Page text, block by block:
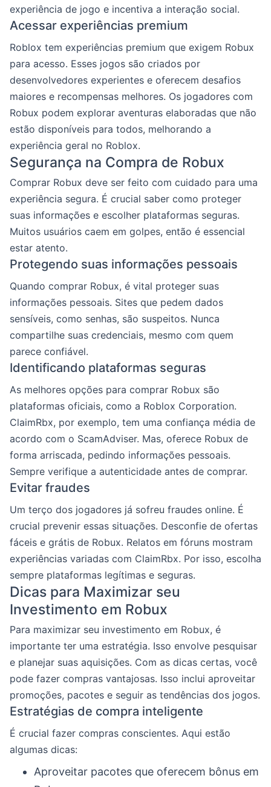
experiência de jogo e incentiva a interação social.
Acessar experiências premium
Roblox tem experiências premium que exigem Robux
para acesso. Esses jogos são criados por
desenvolvedores experientes e oferecem desafios
maiores e recompensas melhores. Os jogadores com
Robux podem explorar aventuras elaboradas que não
estão disponíveis para todos, melhorando a
experiência geral no Roblox.
Segurança na Compra de Robux
Comprar Robux deve ser feito com cuidado para uma
experiência segura. É crucial saber como proteger
suas informações e escolher plataformas seguras.
Muitos usuários caem em golpes, então é essencial
estar atento.
Protegendo suas informações pessoais
Quando comprar Robux, é vital proteger suas
informações pessoais. Sites que pedem dados
sensíveis, como senhas, são suspeitos. Nunca
compartilhe suas credenciais, mesmo com quem
parece confiável.
Identificando plataformas seguras
As melhores opções para comprar Robux são
plataformas oficiais, como a Roblox Corporation.
ClaimRbx, por exemplo, tem uma confiança média de
acordo com o ScamAdviser. Mas, oferece Robux de
forma arriscada, pedindo informações pessoais.
Sempre verifique a autenticidade antes de comprar.
Evitar fraudes
Um terço dos jogadores já sofreu fraudes online. É
crucial prevenir essas situações. Desconfie de ofertas
fáceis e grátis de Robux. Relatos em fóruns mostram
experiências variadas com ClaimRbx. Por isso, escolha
sempre plataformas legítimas e seguras.
Dicas para Maximizar seu
Investimento em Robux
Para maximizar seu investimento em Robux, é
importante ter uma estratégia. Isso envolve pesquisar
e planejar suas aquisições. Com as dicas certas, você
pode fazer compras vantajosas. Isso inclui aproveitar
promoções, pacotes e seguir as tendências dos jogos.
Estratégias de compra inteligente
É crucial fazer compras conscientes. Aqui estão
algumas dicas:
Aproveitar pacotes que oferecem bônus em